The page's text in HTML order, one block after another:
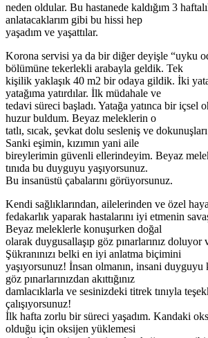
neden oldular. Bu hastanede kaldığım 3
anlatacaklarım gibi bu hissi hep
yaşadım ve yaşattılar.
Korona servisi ya da bir diğer deyişle “uyku
bölümüne tekerlekli arabayla geldik. Tek
kişilik yaklaşık 40 m2 bir odaya gildik. İki
yatağıma yatırdılar. İlk müdahale ve
tedavi süreci başladı. Yatağa yatınca bir içsel
huzur buldum. Beyaz meleklerin o
tatlı, sıcak, şevkat dolu sesleniş ve
Sanki eşimin, kızımın yani aile
bireylerimin güvenli ellerindeyim. Beyaz
tınıda bu duyguyu yaşıyorsunuz.
Bu insanüstü çabalarını görüyorsunuz.
Kendi sağlıklarından, ailelerinden ve özel
fedakarlık yaparak hastalarını iyi etmenin
Beyaz meleklerle konuşurken doğal
olarak duygusallaşıp göz pınarlarınız doluyor
Şükranınızı belki en iyi anlatma biçimini
yaşıyorsunuz! İnsan olmanın, insani duyguyu
göz pınarlarınızdan akıttığınız
damlacıklarla ve sesinizdeki titrek tınıyla
çalışıyorsunuz!
İlk hafta zorlu bir süreci yaşadım. Kandaki
olduğu için oksijen yüklemesi